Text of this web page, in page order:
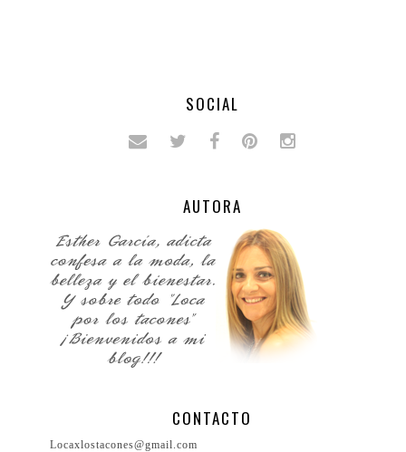
SOCIAL
AUTORA
CONTACTO
Locaxlostacones@gmail.com